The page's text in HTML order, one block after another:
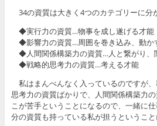
34の資質は大きく4つのカテゴリーに分
◆実行力の資質…物事を成し遂げる才能
◆影響力の資質…周囲を巻き込み、動か
◆人間関係構築力の資質…人と繋がり、
◆戦略的思考力の資質…考える才能
私はまんべんなく入っているのですが
思考力の資質ばかりで、人間関係構築力
こが苦手ということになるので、一緒に
分の資質も持っている私が担うということ